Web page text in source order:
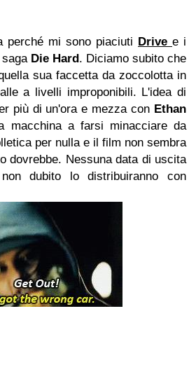
perché mi sono piaciuti Drive e i
Die Hard. Diciamo subito che
sua faccetta da zoccolotta in
a livelli improponibili. L'idea di
più di un'ora e mezza con Ethan
macchina a farsi minacciare da
per nulla e il film non sembra
dovrebbe. Nessuna data di uscita
dubito lo distribuiranno con